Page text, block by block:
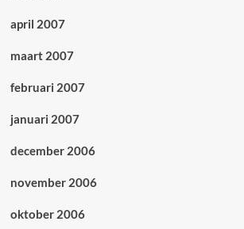
april 2007
maart 2007
februari 2007
januari 2007
december 2006
november 2006
oktober 2006